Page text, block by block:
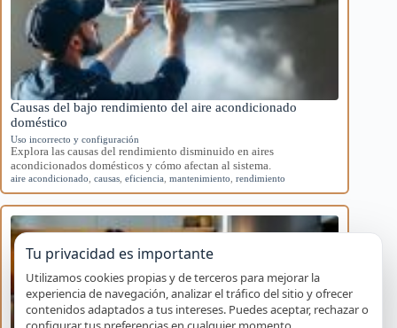
Causas del bajo rendimiento del aire acondicionado
doméstico
Uso incorrecto y configuración
Explora las causas del rendimiento disminuido en aires
acondicionados domésticos y cómo afectan al sistema.
aire acondicionado causas eficiencia mantenimiento rendimiento
Tu privacidad es importante
Utilizamos cookies propias y de terceros para mejorar la
experiencia de navegación, analizar el tráfico del sitio y ofrecer
contenidos adaptados a tus intereses. Puedes aceptar, rechazar o